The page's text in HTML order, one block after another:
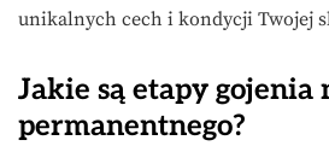
unikalnych cech i kondycji Twojej
Jakie są etapy gojenia
permanentnego?